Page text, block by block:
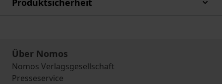
Produktsicherheit
Über Nomos
Nomos Verlagsgesellschaft
Presseservice